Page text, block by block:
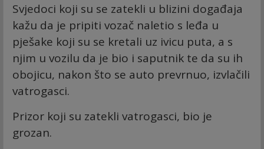
Svjedoci koji su se zatekli u blizini događaja
kažu da je pripiti vozač naletio s leđa u
pješake koji su se kretali uz ivicu puta, a s
njim u vozilu da je bio i saputnik te da su ih
obojicu, nakon što se auto prevrnuo, izvlačili
vatrogasci.
Prizor koji su zatekli vatrogasci, bio je
grozan.